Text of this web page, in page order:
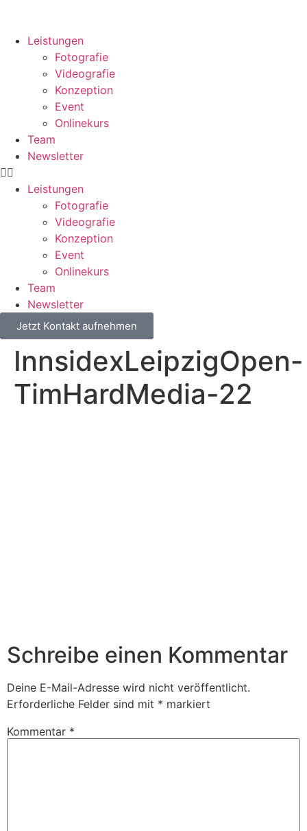
Leistungen
Fotografie
Videografie
Konzeption
Event
Onlinekurs
Team
Newsletter
Leistungen
Fotografie
Videografie
Konzeption
Event
Onlinekurs
Team
Newsletter
Jetzt Kontakt aufnehmen
InnsidexLeipzigOpen-
TimHardMedia-22
Schreibe einen Kommentar
Deine E-Mail-Adresse wird nicht veröffentlicht.
Erforderliche Felder sind mit * markiert
Kommentar *